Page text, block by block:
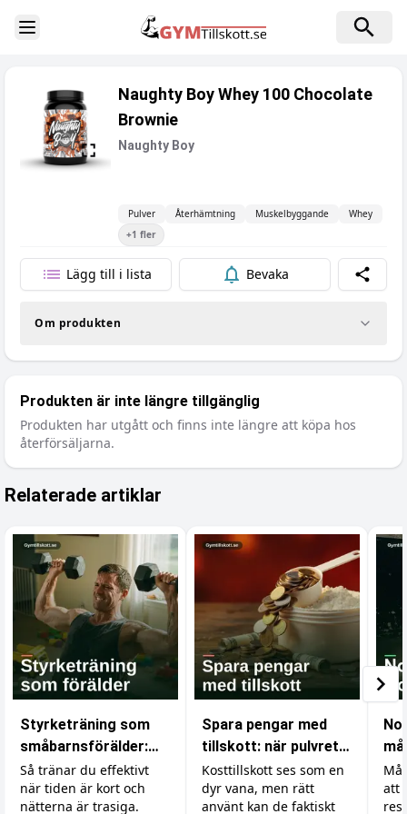
Toggle Sidebar
Naughty Boy Whey 100 Chocolate
Brownie
Naughty Boy
Pulver Återhämtning Muskelbyggande
Whey
+1 fler
Lägg till i lista Bevaka Dela
Om produkten
Produkten är inte längre tillgänglig
Produkten har utgått och finns inte längre att köpa hos
återförsäljarna.
Relaterade artiklar
Styrketräning som
småbarnsförälder:
bygg muskler på lite
tid och lite sömn
Så tränar du effektivt
när tiden är kort och
nätterna är trasiga.
Spara pengar med
tillskott: när pulvret
är billigare än maten
Kosttillskott ses som en
dyr vana, men rätt
använt kan de faktiskt
No
för
att